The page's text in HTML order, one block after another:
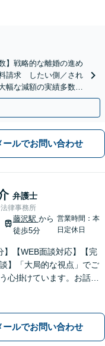
】戦略的な離婚の進め
請求 したい側／され
幅な減額の実績多数あ
ールでお問い合わせ
弁護士
律事務所
藤沢駅 から
徒歩5分
営業時間：本
日定休日
】【WEB面談対応】【完
】「大局的な視点」でご
心掛けています。お話を
の代表者を経験した弁護
用した効率的な契約書レ
ールでお問い合わせ